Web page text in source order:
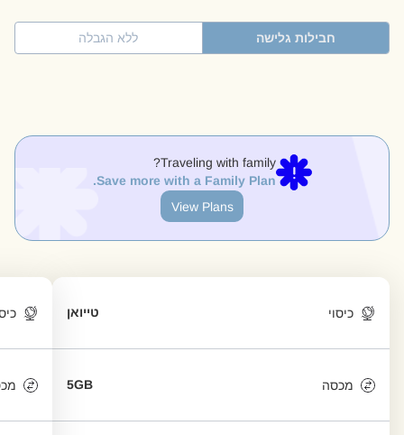
חבילות גלישה ללא הגבלה
Traveling with family?
Save more with a Family Plan.
View Plans
כיסוי טייואן
מכסה 5GB